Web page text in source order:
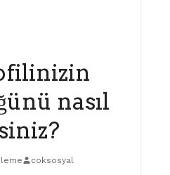
nasıl
coksosyal